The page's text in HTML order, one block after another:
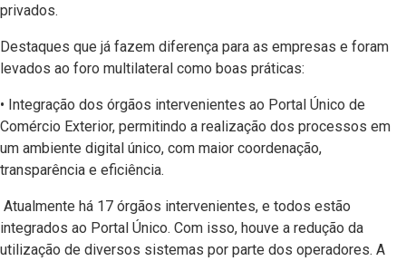
privados.
Destaques que já fazem diferença para as empresas e foram
levados ao foro multilateral como boas práticas:
• Integração dos órgãos intervenientes ao Portal Único de
Comércio Exterior, permitindo a realização dos processos em
um ambiente digital único, com maior coordenação,
transparência e eficiência.
Atualmente há 17 órgãos intervenientes, e todos estão
integrados ao Portal Único. Com isso, houve a redução da
utilização de diversos sistemas por parte dos operadores. A